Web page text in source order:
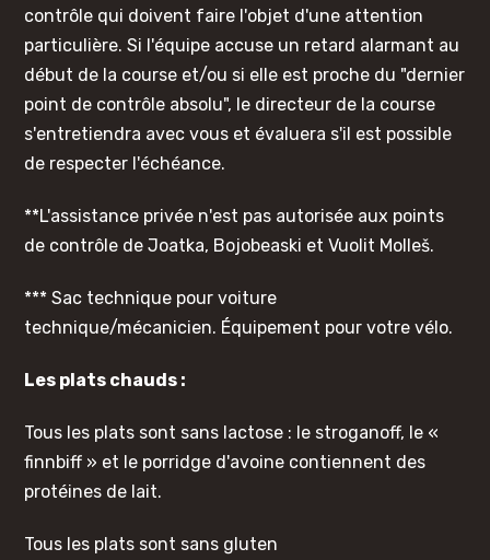
contrôle qui doivent faire l'objet d'une attention
particulière. Si l'équipe accuse un retard alarmant au
début de la course et/ou si elle est proche du "dernier
point de contrôle absolu", le directeur de la course
s'entretiendra avec vous et évaluera s'il est possible
de respecter l'échéance.
**L'assistance privée n'est pas autorisée aux points
de contrôle de Joatka, Bojobeaski et Vuolit Molleš.
*** Sac technique pour voiture
technique/mécanicien. Équipement pour votre vélo.
Les plats chauds :
Tous les plats sont sans lactose : le stroganoff, le «
finnbiff » et le porridge d'avoine contiennent des
protéines de lait.
Tous les plats sont sans gluten